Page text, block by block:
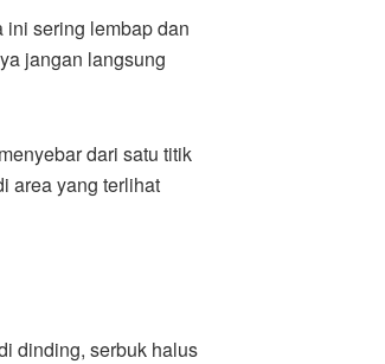
sering lembap dan
jangan langsung
dari satu titik
area yang terlihat
dinding, serbuk halus